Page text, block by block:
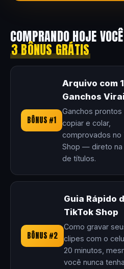
COMPRANDO HOJE
3 BÔNUS GRÁTIS
BÔNUS #1
Arquivo com
Ganchos
Ganchos prontos
copiar e colar,
comprovados no
Shop — direto na
de títulos.
BÔNUS #2
Guia Rápido
TikTok Shop
Como gravar
clipes com o
20 minutos,
você nunca